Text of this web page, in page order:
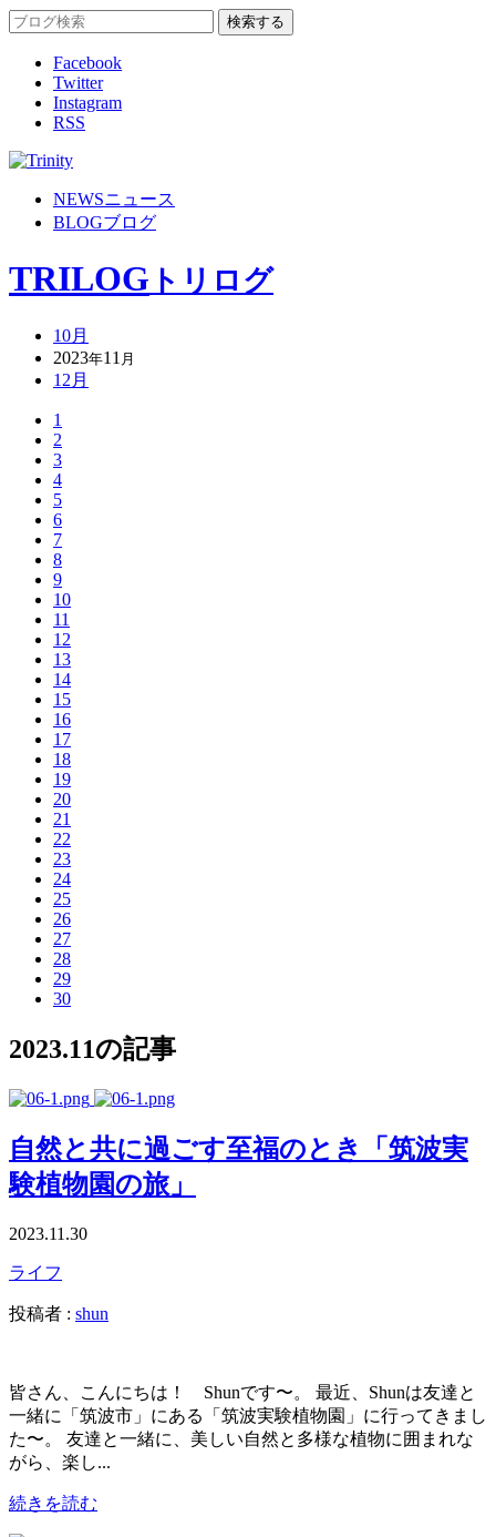
Facebook
Twitter
Instagram
RSS
NEWSニュース
BLOGブログ
TRILOG トリログ
10月
2023年11 月
12月
1
2
3
4
5
6
7
8
9
10
11
12
13
14
15
16
17
18
19
20
21
22
23
24
25
26
27
28
29
30
2023.11の記事
自然と共に過ごす至福のとき「筑波実
験植物園の旅」
2023.11.30
ライフ
投稿者 : shun
皆さん、こんにちは！ Shunです〜。 最近、Shunは友達と
一緒に「筑波市」にある「筑波実験植物園」に行ってきまし
た〜。 友達と一緒に、美しい自然と多様な植物に囲まれな
がら、楽し...
続きを読む